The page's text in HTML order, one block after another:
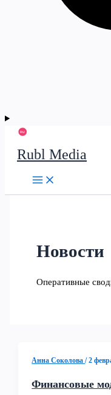
Rubl Media
Новости
Оперативные
Анна Соколова/2
Финансовые